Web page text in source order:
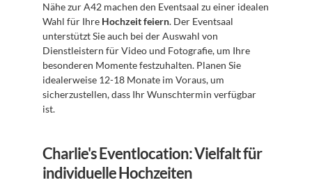
Nähe zur A42 machen den Eventsaal zu einer idealen
Wahl für Ihre Hochzeit feiern. Der Eventsaal
unterstützt Sie auch bei der Auswahl von
Dienstleistern für Video und Fotografie, um Ihre
besonderen Momente festzuhalten. Planen Sie
idealerweise 12-18 Monate im Voraus, um
sicherzustellen, dass Ihr Wunschtermin verfügbar
ist.
Charlie's Eventlocation: Vielfalt für
individuelle Hochzeiten